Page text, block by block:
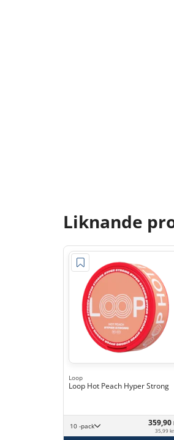
Liknande
Loop
Loop Hot Peach Hyper Strong
10 -pack 359,90
35,99